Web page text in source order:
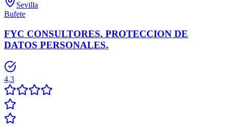
Sevilla
Bufete
FYC CONSULTORES. PROTECCION DE
DATOS PERSONALES.
4,3